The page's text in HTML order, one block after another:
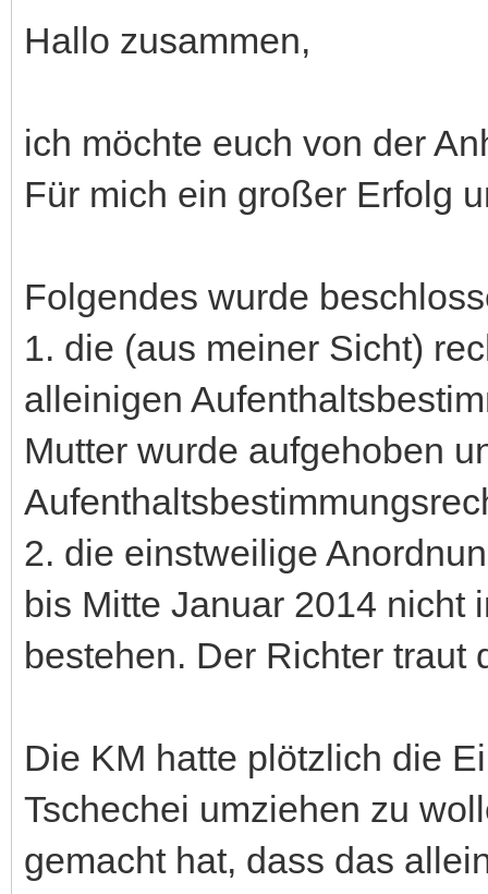
Hallo zusammen,
ich möchte euch von der
Für mich ein großer Erfolg
Folgendes wurde
1. die (aus meiner Sicht)
alleinigen
Mutter wurde aufgehoben
2. die einstweilige
bis Mitte Januar 2014 nicht
bestehen. Der Richter traut
Die KM hatte plötzlich die
Tschechei umziehen zu
gemacht hat, dass das